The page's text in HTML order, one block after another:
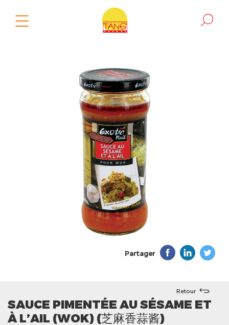
Partager
Retour
SAUCE PIMENTÉE AU SÉSAME ET
À L’AIL (WOK) (芝麻香蒜酱)